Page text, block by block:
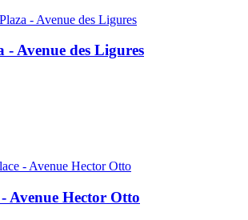
- Avenue des Ligures
Avenue Hector Otto